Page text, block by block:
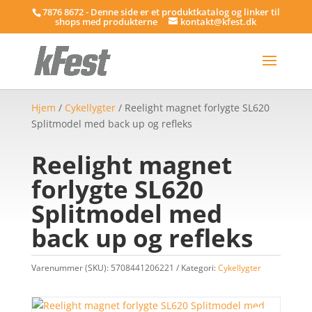
7876 8672 - Denne side er et produktkatalog og linker til
shops med produkterne kontakt@kfest.dk
Hjem / Cykellygter/ Reelight magnet forlygte SL620
Splitmodel med back up og refleks
Reelight magnet
forlygte SL620
Splitmodel med
back up og refleks
Varenummer (SKU): 5708441206221 Kategori:Cykellygter